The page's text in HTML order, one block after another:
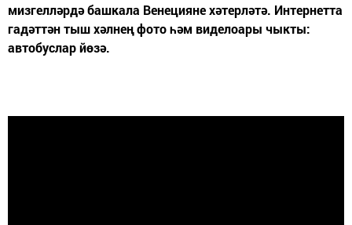
мизгелләрдә башкала Венецияне хәтерләтә. Интернетта
гадәттән тыш хәлнең фото һәм виделоары чыкты:
автобуслар йөзә.